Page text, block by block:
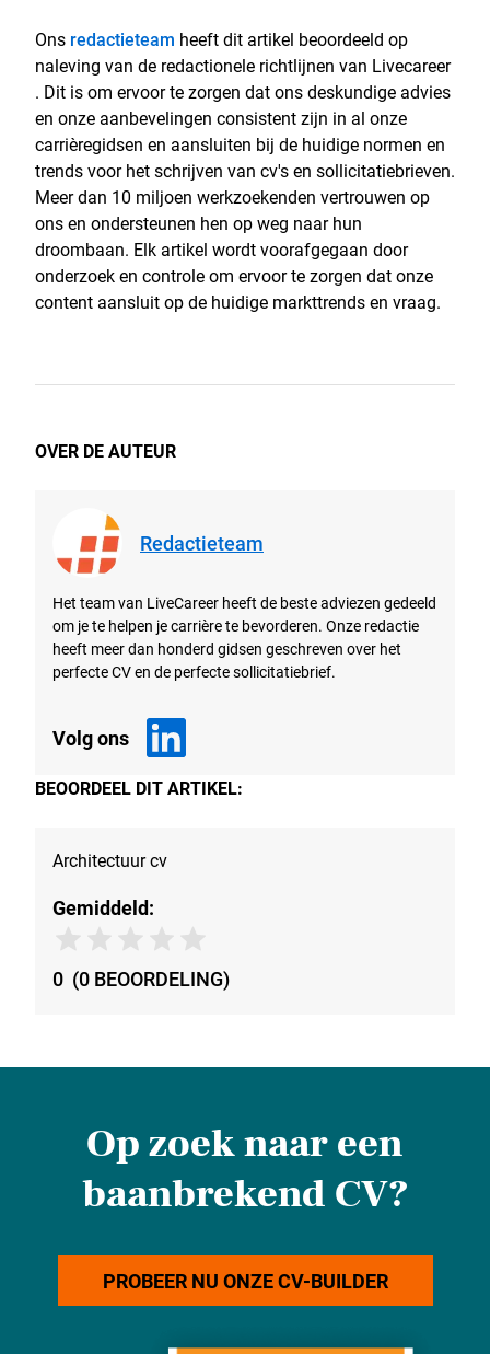
Ons redactieteam heeft dit artikel beoordeeld op
naleving van de redactionele richtlijnen van Livecareer
. Dit is om ervoor te zorgen dat ons deskundige advies
en onze aanbevelingen consistent zijn in al onze
carrièregidsen en aansluiten bij de huidige normen en
trends voor het schrijven van cv's en sollicitatiebrieven.
Meer dan 10 miljoen werkzoekenden vertrouwen op
ons en ondersteunen hen op weg naar hun
droombaan. Elk artikel wordt voorafgegaan door
onderzoek en controle om ervoor te zorgen dat onze
content aansluit op de huidige markttrends en vraag.
OVER DE AUTEUR
Redactieteam
Het team van LiveCareer heeft de beste adviezen gedeeld
om je te helpen je carrière te bevorderen. Onze redactie
heeft meer dan honderd gidsen geschreven over het
perfecte CV en de perfecte sollicitatiebrief.
Volg ons
BEOORDEEL DIT ARTIKEL:
Architectuur cv
Gemiddeld:
0 (0 BEOORDELING)
Op zoek naar een
baanbrekend CV?
PROBEER NU ONZE CV-BUILDER